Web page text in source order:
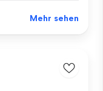
Mehr sehen